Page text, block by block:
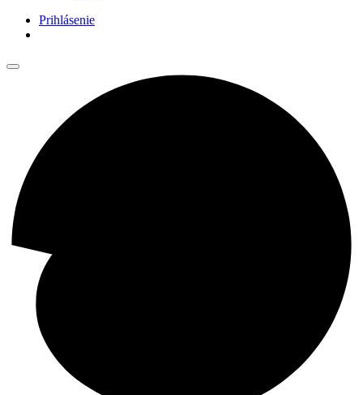
Prihlásenie